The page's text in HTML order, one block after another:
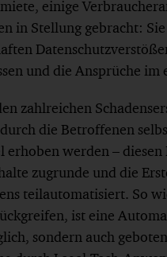
einige
in Stellung gebracht:
und die Ansprüche im
zahlreichen
die Betroffenen
erhoben werden –
zugrunde und die
teilautomatisiert. So
ist eine
sondern auch